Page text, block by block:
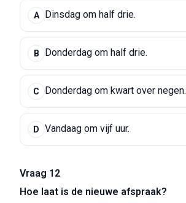
A Dinsdag om half drie.
B Donderdag om half drie.
C Donderdag om kwart over negen.
D Vandaag om vijf uur.
Vraag 12
Hoe laat is de nieuwe afspraak?